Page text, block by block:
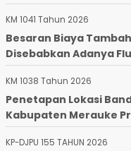
KM 1041 Tahun 2026
Besaran Biaya
Disebabkan Adanya
KM 1038 Tahun 2026
Penetapan Lokasi
Kabupaten Merauke
KP-DJPU 155 TAHUN 2026